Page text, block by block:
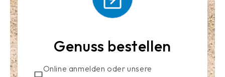
Genuss bestellen
Online anmelden oder unsere